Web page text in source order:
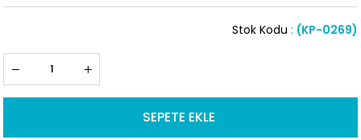
(KP-0269)
Stok Kodu